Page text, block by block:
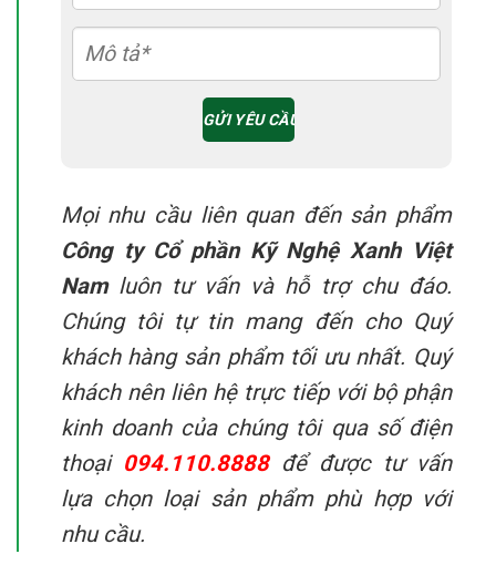
Mọi nhu cầu liên quan đến sản phẩm
Công ty Cổ phần Kỹ Nghệ Xanh Việt
Namluôn tư vấn và hỗ trợ chu đáo.
Chúng tôi tự tin mang đến cho Quý
khách hàng sản phẩm tối ưu nhất. Quý
khách nên liên hệ trực tiếp với bộ phận
kinh doanh của chúng tôi qua số điện
thoại 094.110.8888 để được tư vấn
lựa chọn loại sản phẩm phù hợp với
nhu cầu.